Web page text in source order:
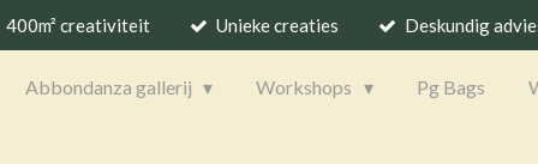
400m² creativiteit Unieke creaties Deskundig
Abbondanza gallerij Workshops Pg Bags